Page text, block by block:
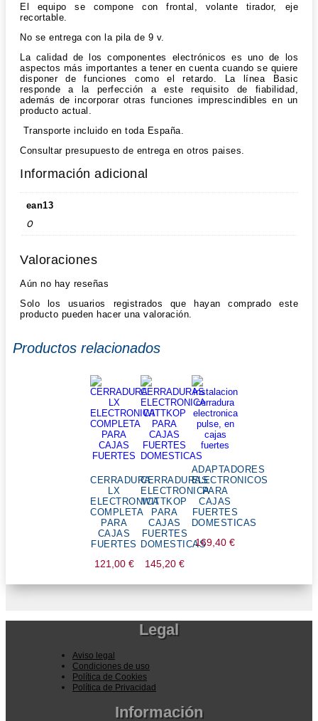
El equipo se compone con frontal, volante tirador, eje
recortable.
No se entrega con la pila de 9 v.
La calidad de los componentes electrónicos es uno de los
aspectos más importantes a tener en cuenta cuando se quiere
disponer de funciones como el retardo. La línea Basic
responde a la perfección a este requisito de fiabilidad,
además de incorporar otras funciones imprescindibles en un
producto actual.
Transporte incluido en toda España.
Consultar presupuesto de entrega en otros paises.
Información adicional
ean13
0
Valoraciones
Aún no hay reseñas
Solo los usuarios registrados que hayan comprado este
producto pueden hacer una valoración.
Productos relacionados
CERRADURA
LX
ELECTRONICA
COMPLETA
PARA
CAJAS
FUERTES
121,00 €
CERRADURAS
ELECTRONICA
WITTKOP
PARA
CAJAS
FUERTES
DOMESTICAS
145,20 €
ADAPTADORES
ELECTRONICOS
PARA
CAJAS
FUERTES
DOMESTICAS
169,40€
Legal
Aviso legal
Condiciones de uso
Política de Cookies
Política de Privacidad
Información